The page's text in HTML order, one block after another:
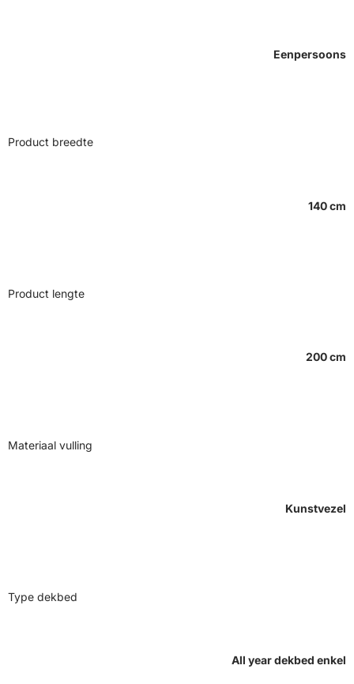
Eenpersoons
Product breedte
140 cm
Product lengte
200 cm
Materiaal vulling
Kunstvezel
Type dekbed
All year dekbed enkel